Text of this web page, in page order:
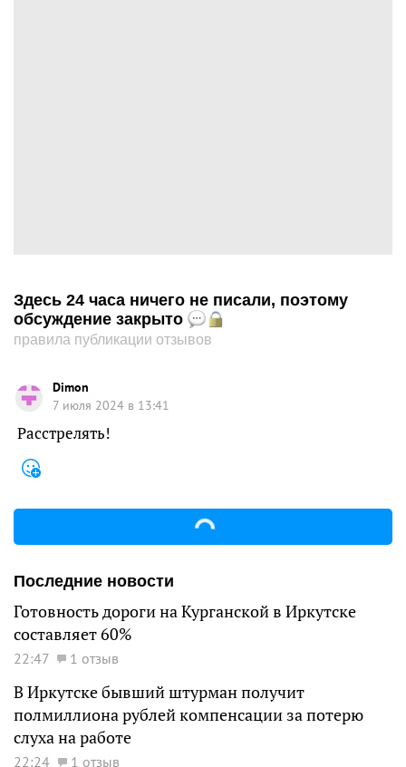
Здесь 24 часа ничего не писали, поэтому
обсуждение закрыто
правила публикации отзывов
Dimon
7 июля 2024 в 13:41
Расстрелять!
Последние новости
Готовность дороги на Курганской в Иркутске
составляет 60%
22:47 1 отзыв
В Иркутске бывший штурман получит
полмиллиона рублей компенсации за потерю
слуха на работе
22:24 1 отзыв